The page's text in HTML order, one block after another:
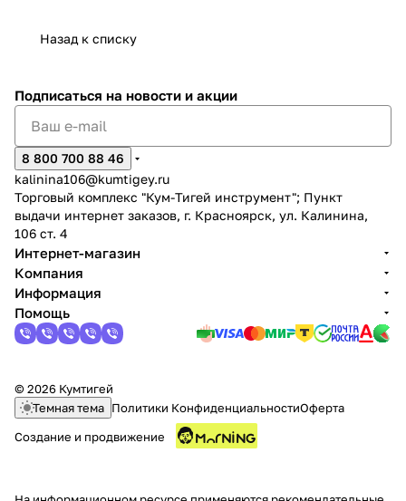
Назад к списку
Подписаться на новости и акции
8 800 700 88 46
kalinina106@kumtigey.ru
Торговый комплекс "Кум-Тигей инструмент"; Пункт
выдачи интернет заказов, г. Красноярск, ул. Калинина,
106 ст. 4
Интернет-магазин
Компания
Информация
Помощь
© 2026 Кумтигей
Темная тема Политики КонфиденциальностиОферта
Создание и продвижение